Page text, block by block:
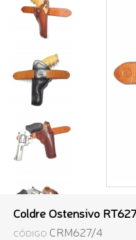
Coldre Ostensivo
CÓDIGO CRM627/4